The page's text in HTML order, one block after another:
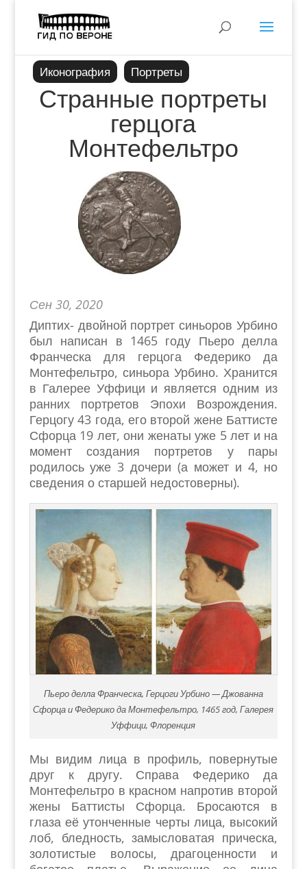
Иконография Портреты
Странные портреты
герцога
Монтефельтро
Сен 30, 2020
Диптих- двойной портрет синьоров Урбино
был написан в 1465 году Пьеро делла
Франческа для герцога Федерико да
Монтефельтро, синьора Урбино. Хранится
в Галерее Уффици и является одним из
ранних портретов Эпохи Возрождения.
Герцогу 43 года, его второй жене Баттисте
Сфорца 19 лет, они женаты уже 5 лет и на
момент создания портретов у пары
родилось уже 3 дочери (а может и 4, но
сведения о старшей недостоверны).
Пьеро делла Франческа, Герцоги Урбино — Джованна
Сфорца и Федерико да Монтефельтро, 1465 год, Галерея
Уффици, Флоренция
Мы видим лица в профиль, повернутые
друг к другу. Справа Федерико да
Монтефельтро в красном напротив второй
жены Баттисты Сфорца. Бросаются в
глаза её утонченные черты лица, высокий
лоб, бледность, замысловатая прическа,
золотистые волосы, драгоценности и